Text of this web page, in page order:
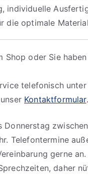
individuelle
die optimale
oder Sie
telefonisch
Kontaktformular.
Telefontermine
gerne
daher